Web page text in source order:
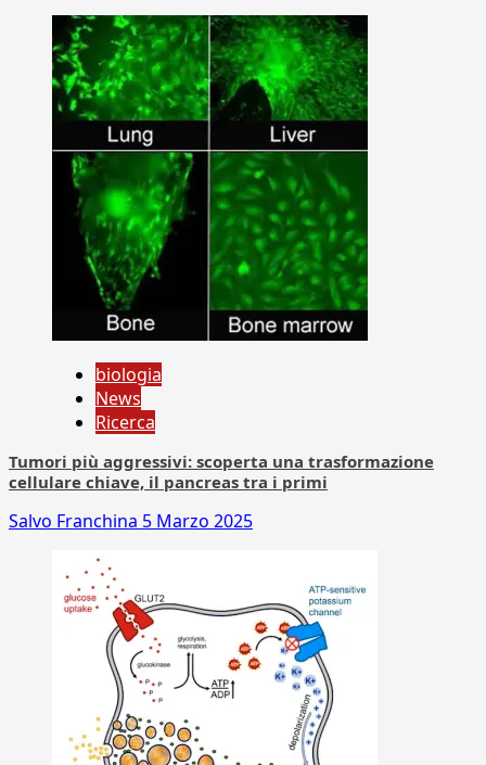
biologia
News
Ricerca
Tumori più aggressivi: scoperta una trasformazione
cellulare chiave, il pancreas tra i primi
Salvo Franchina 5 Marzo 2025